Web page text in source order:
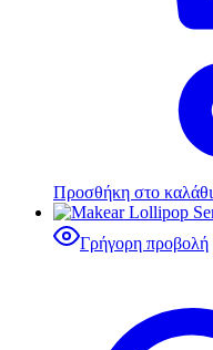
Προσθήκη στο καλάθι
Γρήγορη προβολή